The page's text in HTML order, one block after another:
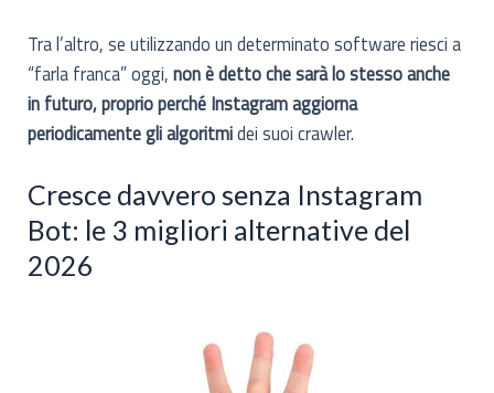
Tra l’altro, se utilizzando un determinato software riesci a
“farla franca” oggi,non è detto che sarà lo stesso anche
in futuro, proprio perché Instagram aggiorna
periodicamente gli algoritmidei suoi crawler.
Cresce davvero senza Instagram
Bot: le 3 migliori alternative del
2026